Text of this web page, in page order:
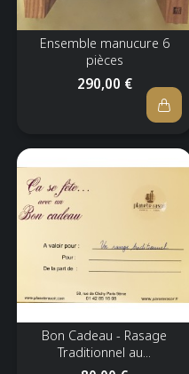
Ensemble manucure 6
pièces
290,00 €
Bon Cadeau - Rasage
Traditionnel au...